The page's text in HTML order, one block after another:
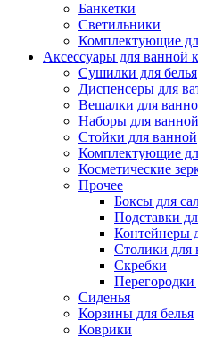
Банкетки
Светильники
Комплектующие
Аксессуары для ванной
Сушилки для белья
Диспенсеры для
Вешалки для
Наборы для ванной
Стойки для ванной
Комплектующие
Косметические
Прочее
Боксы для
Подставки
Контейнеры
Столики для
Скребки
Перегородки
Сиденья
Корзины для белья
Коврики